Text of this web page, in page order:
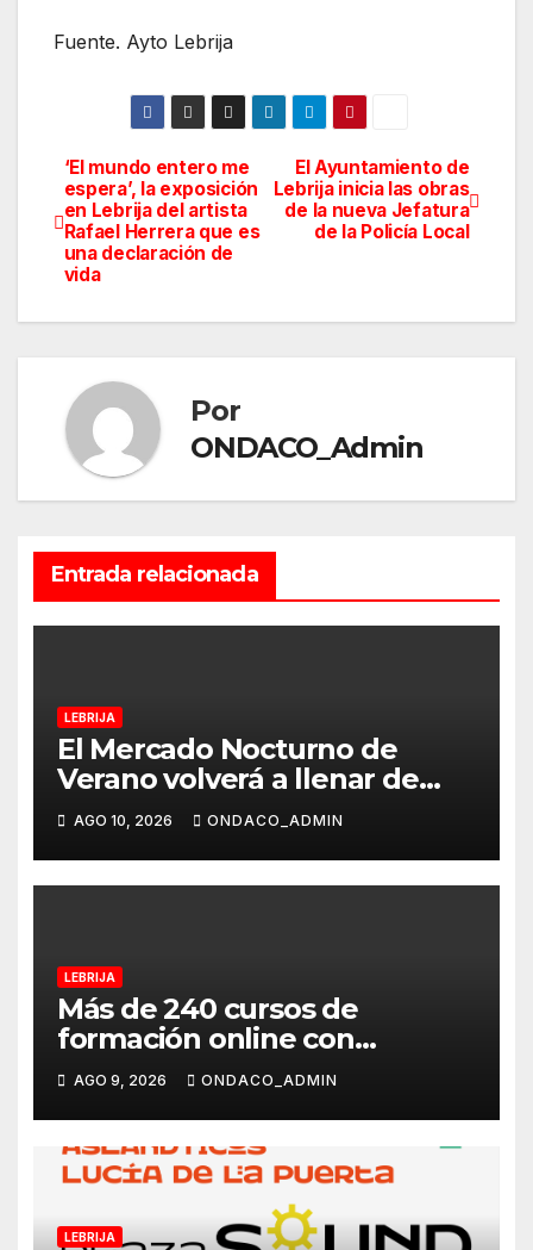
Fuente. Ayto Lebrija
Navegación
de
entradas
El Ayuntamiento de
Lebrija inicia las obras
de la nueva Jefatura
de la Policía Local
‘El mundo entero me
espera’, la exposición
en Lebrija del artista
Rafael Herrera que es
una declaración de
vida
Por
ONDACO_Admin
Entrada relacionada
LEBRIJA
El Mercado Nocturno de
Verano volverá a llenar de
actividad comercial la calle
Arcos el próximo 28 de
agosto
AGO 10, 2026 ONDACO_ADMIN
LEBRIJA
Más de 240 cursos de
formación online con
certificación oficial,
disponibles desde
septiembre a través del
programa Aula Mentor en
Lebrija
AGO 9, 2026 ONDACO_ADMIN
LEBRIJA